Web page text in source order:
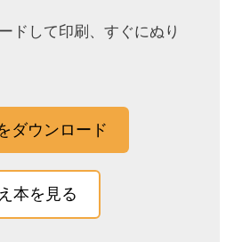
ドして印刷、すぐにぬり
ダウンロード
本を見る